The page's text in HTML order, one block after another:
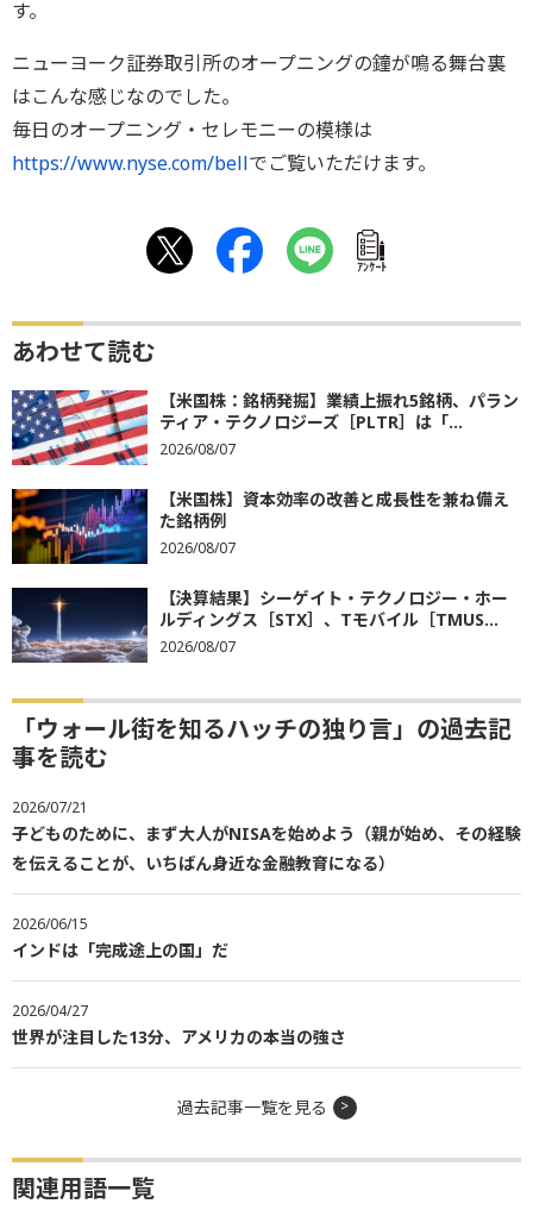
す。
ニューヨーク証券取引所のオープニングの鐘が鳴る舞台裏
はこんな感じなのでした。
毎日のオープニング・セレモニーの模様は
https://www.nyse.com/bellでご覧いただけます。
ｱﾝｹｰﾄ
あわせて読む
【米国株：銘柄発掘】業績上振れ5銘柄、パラン
ティア・テクノロジーズ［PLTR］は「...
2026/08/07
【米国株】資本効率の改善と成長性を兼ね備え
た銘柄例
2026/08/07
【決算結果】シーゲイト・テクノロジー・ホー
ルディングス［STX］、Tモバイル［TMUS...
2026/08/07
「ウォール街を知るハッチの独り言」の過去記
事を読む
2026/07/21
子どものために、まず大人がNISAを始めよう（親が始め、その経験
を伝えることが、いちばん身近な金融教育になる）
2026/06/15
インドは「完成途上の国」だ
2026/04/27
世界が注目した13分、アメリカの本当の強さ
過去記事一覧を見る
関連用語一覧